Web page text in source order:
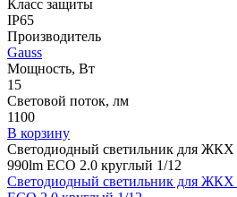
Класс защиты
IP65
Производитель
Gauss
Мощность, Вт
15
Световой поток, лм
1100
В корзину
Светодиодный светильник для ЖКХ
990lm ECO 2.0 круглый 1/12
Светодиодный светильник для